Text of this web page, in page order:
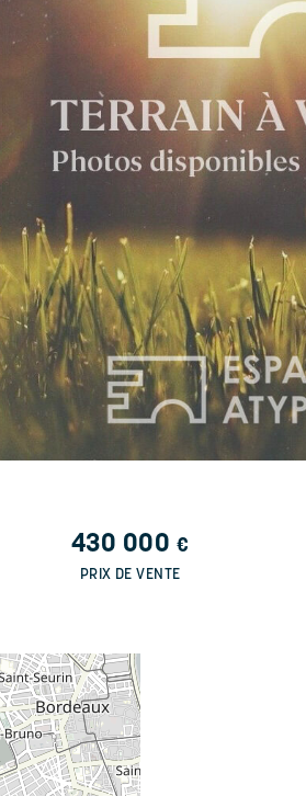
430 000 €
PRIX DE VENTE